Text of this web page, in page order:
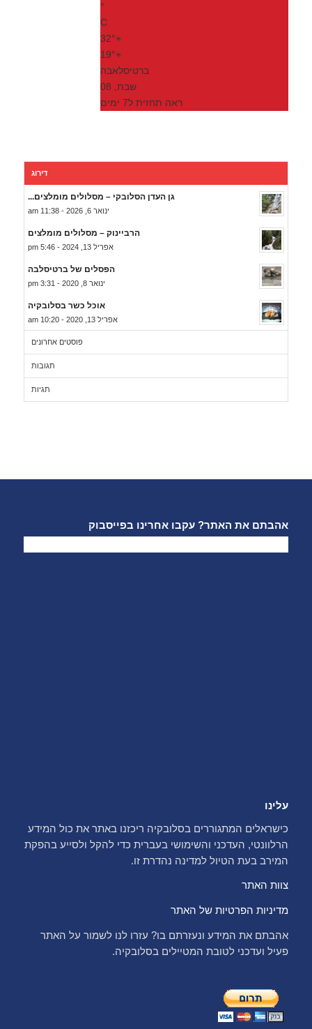
°
C
+
32°
+
19°
ברטיסלאבה
שבת, 08
ראה תחזית ל7 ימים
דירוג
גן העדן הסלובקי – מסלולים מומלצים...
ינואר 6, 2026 - 11:38 am
הרביינוק – מסלולים מומלצים
אפריל 13, 2024 - 5:46 pm
הפסלים של ברטיסלבה
ינואר 8, 2020 - 3:31 pm
אוכל כשר בסלובקיה
אפריל 13, 2020 - 10:20 am
פוסטים אחרונים
תגובות
תגיות
אהבתם את האתר? עקבו אחרינו בפייסבוק
עלינו
כישראלים המתגוררים בסלובקיה ריכזנו באתר את כול המידע
הרלוונטי, העדכני והשימושי בעברית כדי להקל ולסייע בהפקת
המירב בעת הטיול למדינה נהדרת זו.
צוות האתר
מדיניות הפרטיות של האתר
אהבתם את המידע ונעזרתם בו? עזרו לנו לשמור על האתר
פעיל ועדכני לטובת המטיילים בסלובקיה.